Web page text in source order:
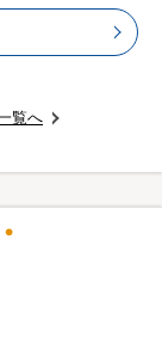
覧へ